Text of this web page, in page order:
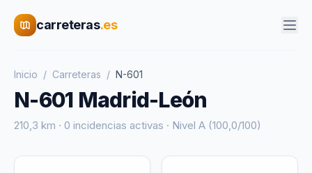
carreteras.es
Inicio / Carreteras / N-601
N-601 Madrid-León
210,3 km · 0 incidencias activas · Nivel A (100,0/100)